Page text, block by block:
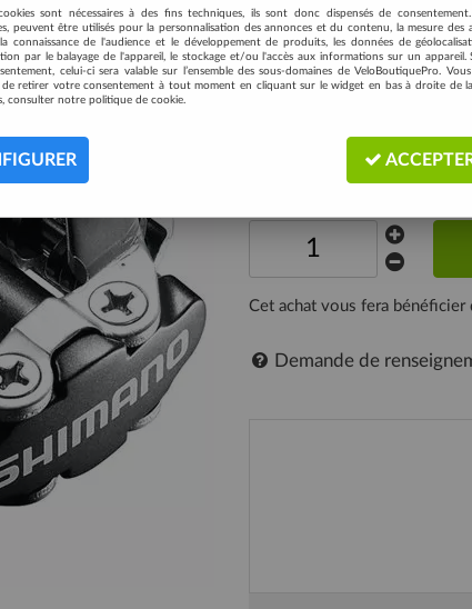
69,99 €TTC au
Réf. :EPDM540L
Expédié sous 24h
Cet achat vous fera bénéficier
Demande de
sont nécessaires à des fins techniques, ils sont donc dispensés de
peuvent être utilisés pour la personnalisation des annonces et du contenu, la mesure des
connaissance de l'audience et le développement de produits, les données de
par le balayage de l'appareil, le stockage et/ou l'accès aux informations sur un appareil.
celui-ci sera valable sur l’ensemble des sous-domaines de VeloBoutiquePro.
de retirer votre consentement à tout moment en cliquant sur le widget en bas à droite de
consulter notre politique de cookie.